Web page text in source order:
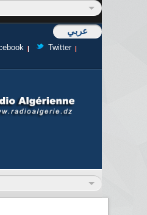
عربي
Twitter
recherche